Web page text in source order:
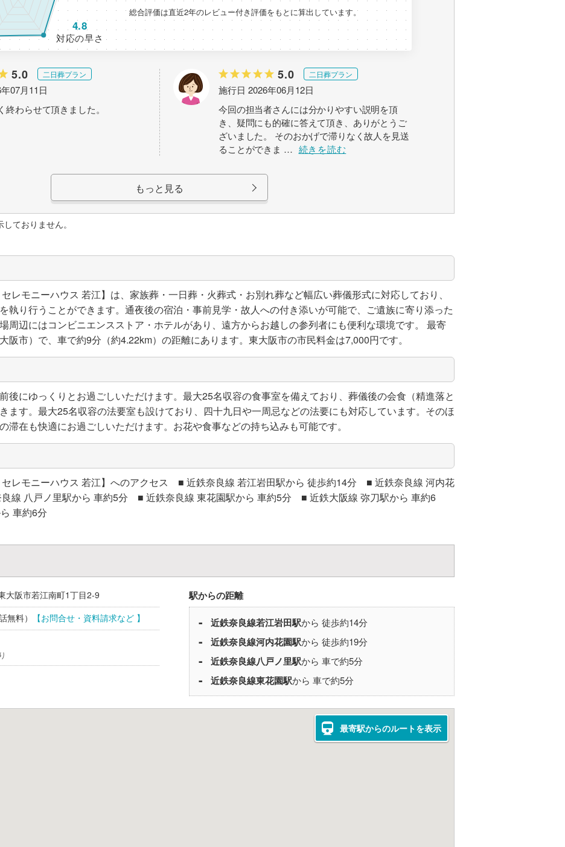
対応の早さ
4.8
総合評価は直近2年のレビュー付き評価をもとに算出しています。
5.0 二日葬プラン
07月11日
終わらせて頂きました。
5.0 二日葬プラン
施行日 2026年06月12日
今回の担当者さんには分かりやすい説明を頂
き、疑問にも的確に答えて頂き、ありがとうご
ざいました。 そのおかげで滞りなく故人を見送
ることができま … 続きを読む
もっと見る
ておりません。
レモニーハウス 若江】は、家族葬・一日葬・火葬式・お別れ葬など幅広い葬儀形式に対応しており、
執り行うことができます。通夜後の宿泊・事前見学・故人への付き添いが可能で、ご遺族に寄り添った
周辺にはコンビニエンスストア・ホテルがあり、遠方からお越しの参列者にも便利な環境です。 最寄
阪市）で、車で約9分（約4.22km）の距離にあります。東大阪市の市民料金は7,000円です。
後にゆっくりとお過ごしいただけます。最大25名収容の食事室を備えており、葬儀後の会食（精進落と
ます。最大25名収容の法要室も設けており、四十九日や一周忌などの法要にも対応しています。そのほ
滞在も快適にお過ごしいただけます。お花や食事などの持ち込みも可能です。
レモニーハウス 若江】へのアクセス ■ 近鉄奈良線 若江岩田駅から 徒歩約14分 ■ 近鉄奈良線 河内花
線 八戸ノ里駅から 車約5分 ■ 近鉄奈良線 東花園駅から 車約5分 ■ 近鉄大阪線 弥刀駅から 車約6
車約6分
大阪市若江南町1丁目2-9
無料） 【お問合せ・資料請求など 】
駅からの距離
近鉄奈良線若江岩田駅から 徒歩約14分
近鉄奈良線河内花園駅から 徒歩約19分
近鉄奈良線八戸ノ里駅から 車で約5分
近鉄奈良線東花園駅から 車で約5分
最寄駅からのルートを表示